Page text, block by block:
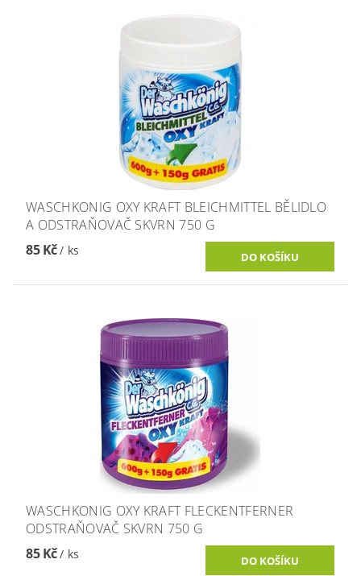
WASCHKONIG OXY KRAFT BLEICHMITTEL BĚLIDLO
A ODSTRAŇOVAČ SKVRN 750 G
85 Kč/ ks
WASCHKONIG OXY KRAFT FLECKENTFERNER
ODSTRAŇOVAČ SKVRN 750 G
85 Kč/ ks